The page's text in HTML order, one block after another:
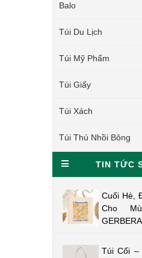
Balo
Túi Du Lịch
Túi Mỹ Phẩm
Túi Giấy
Túi Xách
Túi Thú Nhồi Bông
TIN TỨC
Cuối Hè,
Cho
GERBERA
Túi Cối –